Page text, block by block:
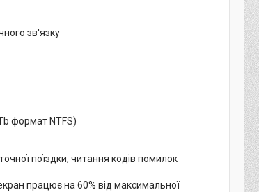
зв'язку
формат NTFS)
поїздки, читання кодів помилок
працює на 60% від максимальної